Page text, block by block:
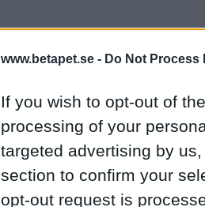
www.betapet.se - Do Not Process
If you wish to opt-out of
processing of your
targeted advertising by
section to confirm your
opt-out request is